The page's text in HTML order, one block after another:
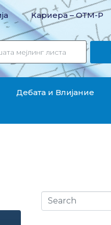
Кариера – OТМ-Р
Дебата и Влијание